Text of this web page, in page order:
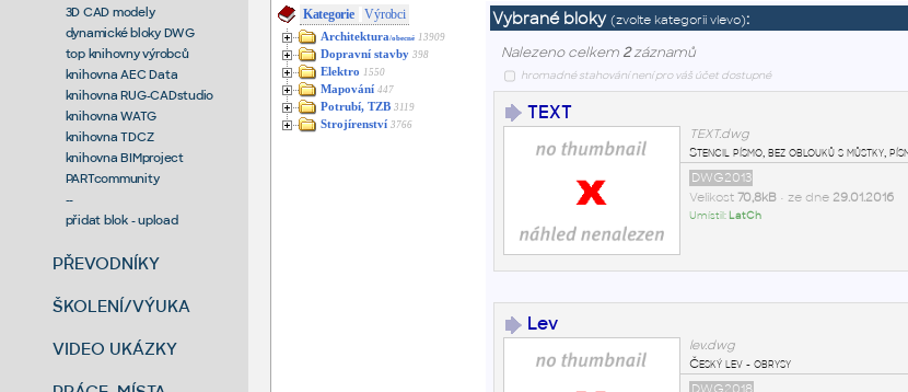
3D CAD modely
dynamické bloky DWG
top knihovny výrobců
knihovna AEC Data
knihovna RUG-CADstudio
knihovna WATG
knihovna TDCZ
knihovna BIMproject
PARTcommunity
--
přidat blok - upload
PŘEVODNÍKY
ŠKOLENÍ/VÝUKA
VIDEO UKÁZKY
Kategorie Výrobci
Architektura/obecné 13909
Dopravní stavby 398
Elektro 1550
Mapování 447
Potrubí, TZB 3119
Strojírenství 3766
Vybrané bloky (zvolte kategorii vlevo):
Nalezeno celkem 2záznamů
hromadné stahování není pro váš účet dostupné
TEXT
TEXT.dwg
Stencil písmo, bez oblouků s můstky,
DWG2013
Velikost 70,8kB• ze dne 29.01.2016
Umístil: LatCh
Lev
lev.dwg
Český lev - obrysy
DWG2018